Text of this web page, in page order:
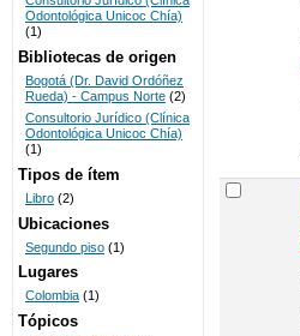
Odontológica Unicoc Chía)
(1)
Bibliotecas de origen
Bogotá (Dr. David Ordóñez
Rueda) - Campus Norte (2)
Consultorio Jurídico (Clínica
Odontológica Unicoc Chía)
(1)
Tipos de ítem
Libro (2)
Ubicaciones
Segundo piso (1)
Lugares
Colombia (1)
Tópicos